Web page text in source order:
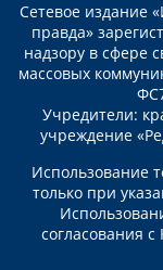
Сетевое издание
правда»
надзору в сфере
массовых
Учредители:
учреждение
Использование
только при
согласования с